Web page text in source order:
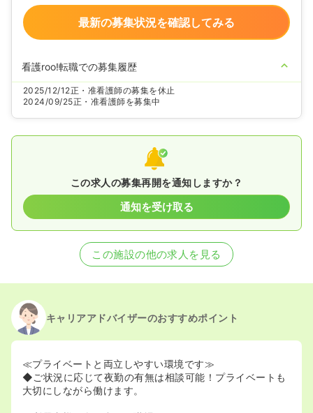
最新の募集状況を確認してみる
看護roo!転職での募集履歴
2025/12/12正・准看護師の募集を休止
2024/09/25正・准看護師を募集中
この求人の募集再開を通知しますか？
通知を受け取る
この施設の他の求人を見る
キャリアアドバイザーのおすすめポイント
≪プライベートと両立しやすい環境です≫
◆ご状況に応じて夜勤の有無は相談可能！プライベートも
大切にしながら働けます。